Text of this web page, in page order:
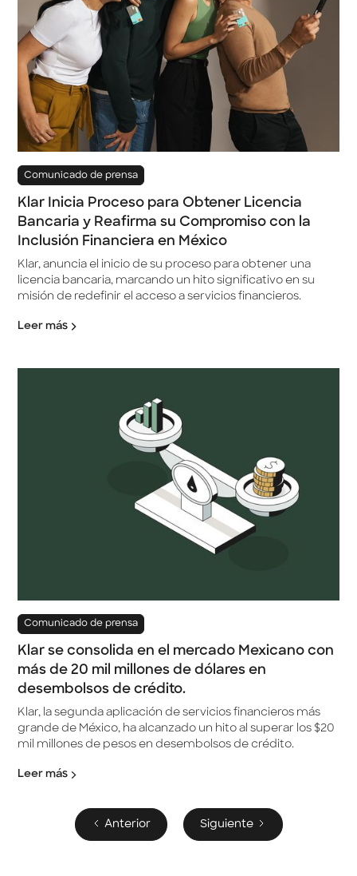
Comunicado de prensa
Klar Inicia Proceso para Obtener Licencia
Bancaria y Reafirma su Compromiso con la
Inclusión Financiera en México
Klar, anuncia el inicio de su proceso para obtener una
licencia bancaria, marcando un hito significativo en su
misión de redefinir el acceso a servicios financieros.
Leer más
Comunicado de prensa
Klar se consolida en el mercado Mexicano con
más de 20 mil millones de dólares en
desembolsos de crédito.
Klar, la segunda aplicación de servicios financieros más
grande de México, ha alcanzado un hito al superar los $20
mil millones de pesos en desembolsos de crédito.
Leer más
Anterior Siguiente